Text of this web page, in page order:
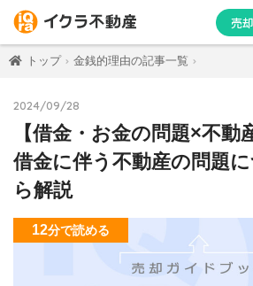
売
トップ 金銭的理由の記事一覧
2024/09/28
【借金・お金の問題×不動
借金に伴う不動産の問題
ら解説
12分で読める